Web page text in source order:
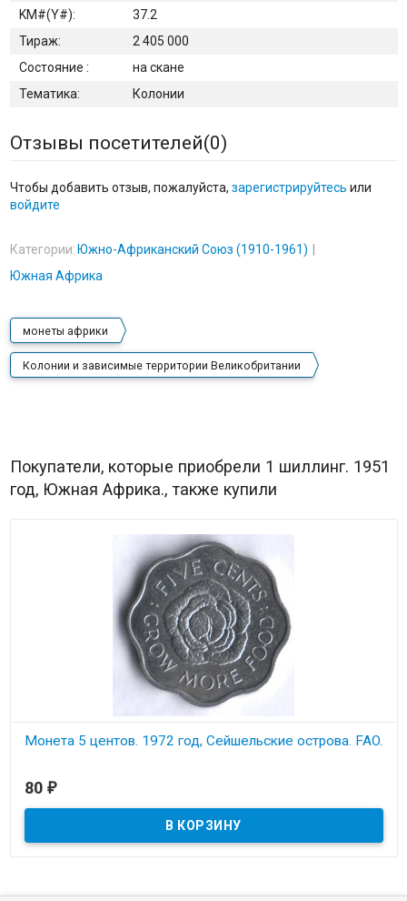
KM#(Y#):
37.2
Тираж:
2 405 000
Состояние :
на скане
Тематика:
Колонии
Отзывы посетителей(0)
Чтобы добавить отзыв, пожалуйста, зарегистрируйтесь или
войдите
Категории: Южно-Африканский Союз (1910-1961)
Южная Африка
монеты африки
Колонии и зависимые территории Великобритании
Покупатели, которые приобрели 1 шиллинг. 1951
год, Южная Африка., также купили
Монета 5 центов. 1972 год, Сейшельские острова. FAO.
80 ₽